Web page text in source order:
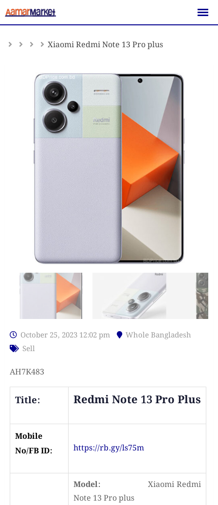
Skip
to
Xiaomi Redmi Note 13 Pro plus
October 25, 2023 12:02 pm
Whole Bangladesh
Sell
AH7K483
Title: Redmi Note 13 Pro Plus
Mobile
No/FB ID:
https://rb.gy/ls75m
Model: Xiaomi Redmi
Note 13 Pro plus